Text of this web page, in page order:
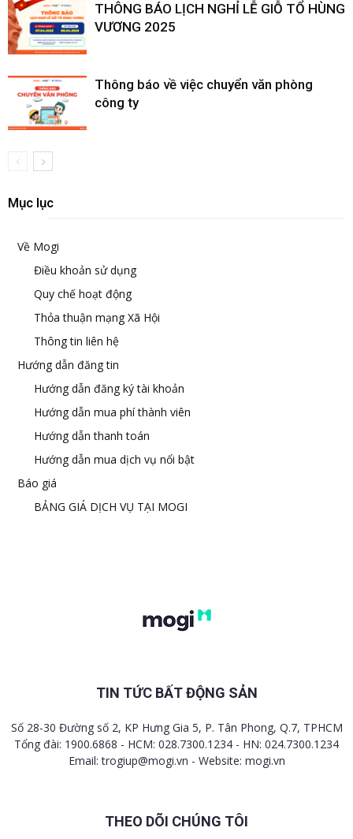
THÔNG BÁO LỊCH NGHỈ LỄ GIỖ TỔ HÙNG
VƯƠNG 2025
Thông báo về việc chuyển văn phòng
công ty
Mục lục
Về Mogi
Điều khoản sử dụng
Quy chế hoạt động
Thỏa thuận mạng Xã Hội
Thông tin liên hệ
Hướng dẫn đăng tin
Hướng dẫn đăng ký tài khoản
Hướng dẫn mua phí thành viên
Hướng dẫn thanh toán
Hướng dẫn mua dịch vụ nổi bật
Báo giá
BẢNG GIÁ DỊCH VỤ TẠI MOGI
TIN TỨC BẤT ĐỘNG SẢN
Số 28-30 Đường số 2, KP Hưng Gia 5, P. Tân Phong, Q.7, TPHCM
Tổng đài: 1900.6868 - HCM: 028.7300.1234 - HN: 024.7300.1234
Email:trogiup@mogi.vn - Website: mogi.vn
THEO DÕI CHÚNG TÔI